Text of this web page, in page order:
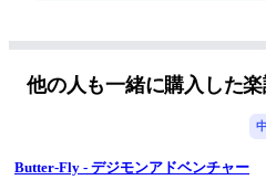
他の人も一緒に購入した
Butter-Fly - デジモンアドベンチャー